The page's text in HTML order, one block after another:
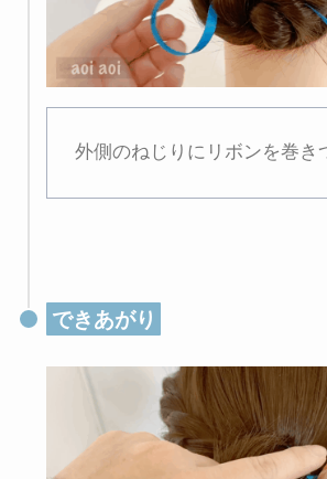
外側のねじりにリボンを巻き
できあがり